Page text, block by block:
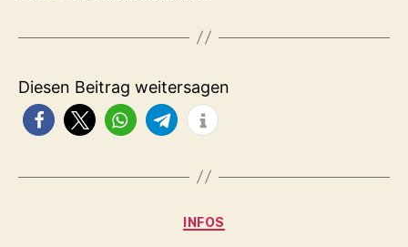
Diesen Beitrag weitersagen
Kategorien
INFOS